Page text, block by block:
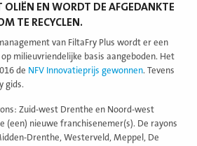
EN WORDT DE AFGEDANKTE
TE RECYCLEN.
van FiltaFry Plus wordt er een
milieuvriendelijke basis aangeboden. Het
de NFV Innovatieprijs gewonnen. Tevens
gids.
Zuid-west Drenthe en Noord-west
(een) nieuwe franchisenemer(s). De rayons
Drenthe, Westerveld, Meppel, De